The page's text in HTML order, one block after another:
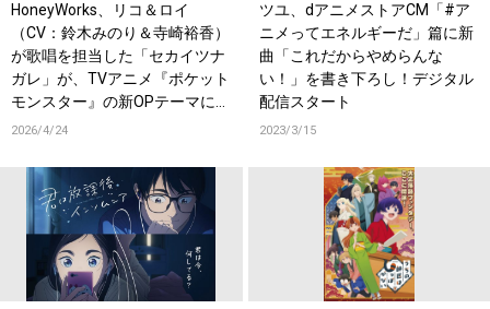
HoneyWorks、リコ＆ロイ
（CV：鈴木みのり＆寺崎裕香）
が歌唱を担当した「セカイツナ
ガレ」が、TVアニメ『ポケット
モンスター』の新OPテーマに決
定！デジタルリリース＆ジャケ
2026/4/24
ツユ、dアニメストアCM「#ア
ニメってエネルギーだ」篇に新
曲「これだからやめらんな
い！」を書き下ろし！デジタル
配信スタート
2023/3/15